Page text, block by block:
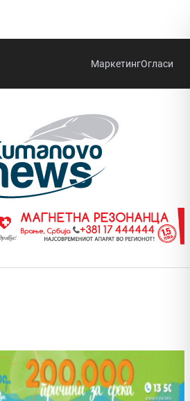
МаркетингОгласи